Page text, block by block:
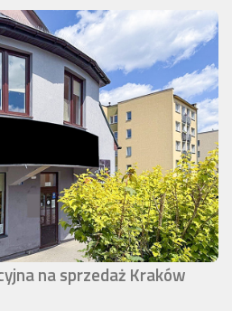
na sprzedaż Kraków